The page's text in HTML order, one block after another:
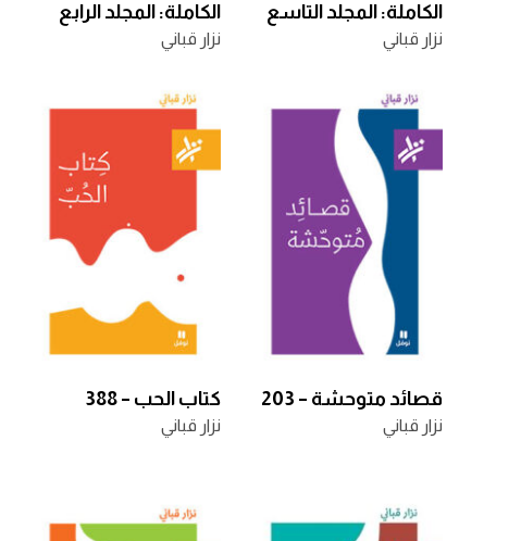
الكاملة: المجلد التاسع
نزار قباني
الكاملة: المجلد الرابع
نزار قباني
قصائد متوحشة – 203
نزار قباني
كتاب الحب – 388
نزار قباني